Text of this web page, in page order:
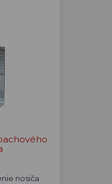
nosiča